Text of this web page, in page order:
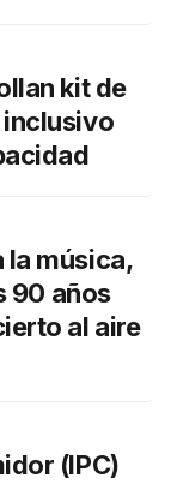
kit de
la música,
90 años
al aire
(IPC)